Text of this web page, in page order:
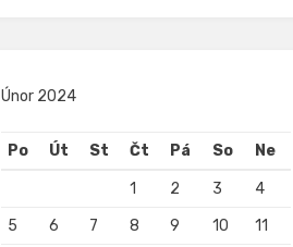
Únor 2024
Po Út St Čt Pá So Ne
1 2 3
4
5
6 7 8 9 10 11